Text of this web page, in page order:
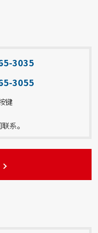
3035
3055
键
系。